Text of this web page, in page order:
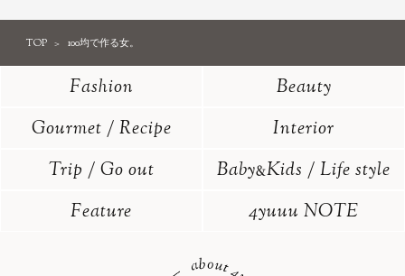
TOP 100均で作る女。
Fashion
Beauty
Gourmet / Recipe
Interior
Trip / Go out
Baby&Kids / Life style
Feature
4yuuu NOTE